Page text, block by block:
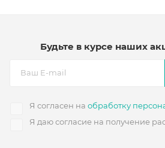
Будьте в курсе наших
Я согласен на обработку
Я даю согласие на получение